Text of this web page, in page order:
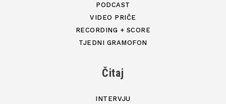
PODCAST
VIDEO PRIČE
RECORDING + SCORE
TJEDNI GRAMOFON
Čitaj
INTERVJU